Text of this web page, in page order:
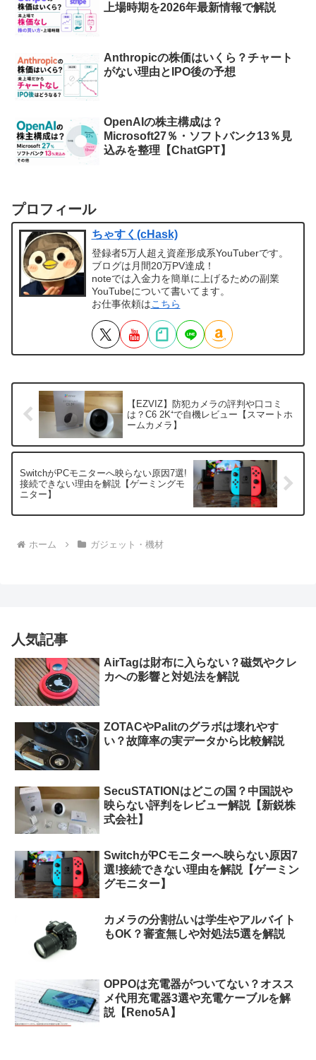
上場時期を2026年最新情報で解説
Anthropicの株価はいくら？チャート
がない理由とIPO後の予想
OpenAIの株主構成は？
Microsoft27％・ソフトバンク13％見
込みを整理【ChatGPT】
プロフィール
ちゃすく(cHask)
登録者5万人超え資産形成系YouTuberです。
ブログは月間20万PV達成！
noteでは入金力を簡単に上げるための副業
YouTubeについて書いてます。
お仕事依頼はこちら
【EZVIZ】防犯カメラの評判や口コミ
は？C6 2K⁺で自機レビュー【スマートホ
ームカメラ】
SwitchがPCモニターへ映らない原因7選!
接続できない理由を解説【ゲーミングモ
ニター】
ホーム ガジェット・機材
人気記事
AirTagは財布に入らない？磁気やクレ
カへの影響と対処法を解説
ZOTACやPalitのグラボは壊れやす
い？故障率の実データから比較解説
SecuSTATIONはどこの国？中国説や
映らない評判をレビュー解説【新鋭株
式会社】
SwitchがPCモニターへ映らない原因7
選!接続できない理由を解説【ゲーミン
グモニター】
カメラの分割払いは学生やアルバイト
もOK？審査無しや対処法5選を解説
OPPOは充電器がついてない？オスス
メ代用充電器3選や充電ケーブルを解
説【Reno5A】